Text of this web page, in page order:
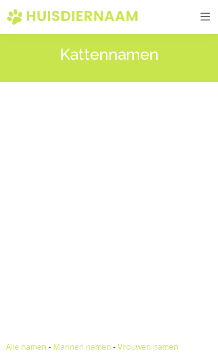
Kattennamen
Alle namen - Mannen namen - Vrouwen namen